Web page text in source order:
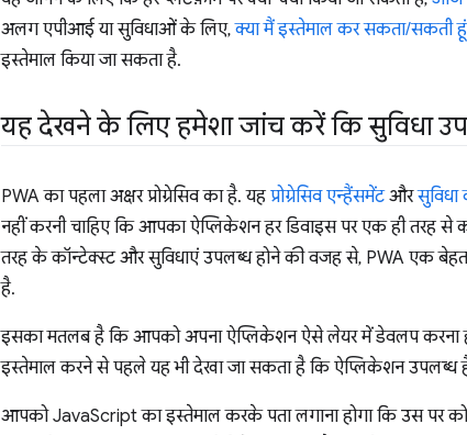
अलग एपीआई या सुविधाओं के लिए,क्या मैं इस्तेमाल कर सकता/सकती हूं
इस्तेमाल किया जा सकता है.
यह देखने के लिए हमेशा जांच करें कि सुविधा
PWA का पहला अक्षर प्रोग्रेसिव का है. यह प्रोग्रेसिव एन्हैंसमेंटऔरसुविधा
नहीं करनी चाहिए कि आपका ऐप्लिकेशन हर डिवाइस पर एक ही
तरह के कॉन्टेक्स्ट और सुविधाएं उपलब्ध होने की वजह से, PWA एक
है.
इसका मतलब है कि आपको अपना ऐप्लिकेशन ऐसे लेयर में डेवलप करना
इस्तेमाल करने से पहले यह भी देखा जा सकता है कि ऐप्लिकेशन उपलब्ध है
आपको JavaScript का इस्तेमाल करके पता लगाना होगा कि उस पर